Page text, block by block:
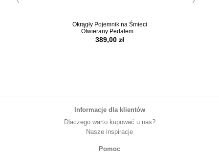
Okrągły Pojemnik na Śmieci
Otwierany Pedałem...
389,00 zł
Informacje dla klientów
Dlaczego warto kupować u nas?
Nasze inspiracje
Pomoc